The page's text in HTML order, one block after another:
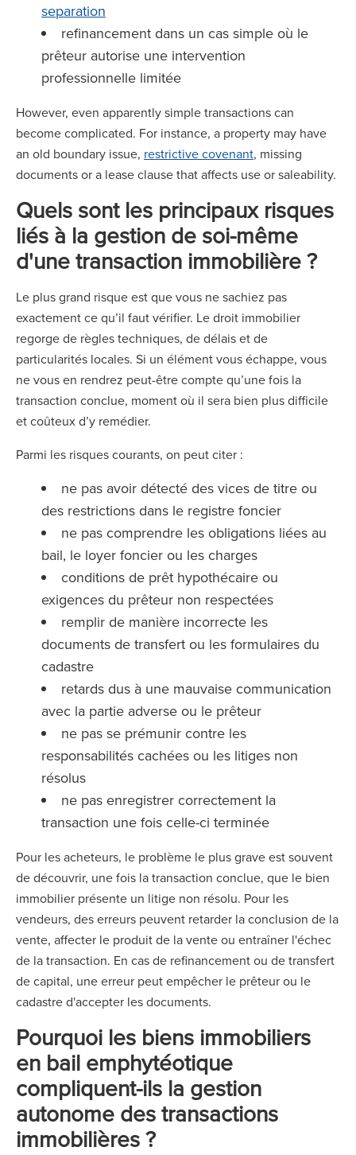
separation
refinancement dans un cas simple où le
prêteur autorise une intervention
professionnelle limitée
However, even apparently simple transactions can
become complicated. For instance, a property may have
an old boundary issue, restrictive covenant, missing
documents or a lease clause that affects use or saleability.
Quels sont les principaux risques
liés à la gestion de soi-même
d'une transaction immobilière ?
Le plus grand risque est que vous ne sachiez pas
exactement ce qu’il faut vérifier. Le droit immobilier
regorge de règles techniques, de délais et de
particularités locales. Si un élément vous échappe, vous
ne vous en rendrez peut-être compte qu’une fois la
transaction conclue, moment où il sera bien plus difficile
et coûteux d’y remédier.
Parmi les risques courants, on peut citer :
ne pas avoir détecté des vices de titre ou
des restrictions dans le registre foncier
ne pas comprendre les obligations liées au
bail, le loyer foncier ou les charges
conditions de prêt hypothécaire ou
exigences du prêteur non respectées
remplir de manière incorrecte les
documents de transfert ou les formulaires du
cadastre
retards dus à une mauvaise communication
avec la partie adverse ou le prêteur
ne pas se prémunir contre les
responsabilités cachées ou les litiges non
résolus
ne pas enregistrer correctement la
transaction une fois celle-ci terminée
Pour les acheteurs, le problème le plus grave est souvent
de découvrir, une fois la transaction conclue, que le bien
immobilier présente un litige non résolu. Pour les
vendeurs, des erreurs peuvent retarder la conclusion de la
vente, affecter le produit de la vente ou entraîner l'échec
de la transaction. En cas de refinancement ou de transfert
de capital, une erreur peut empêcher le prêteur ou le
cadastre d'accepter les documents.
Pourquoi les biens immobiliers
en bail emphytéotique
compliquent-ils la gestion
autonome des transactions
immobilières ?